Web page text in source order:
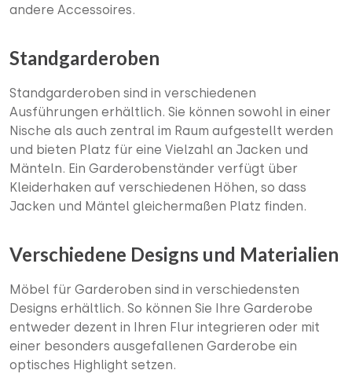
andere Accessoires.
Standgarderoben
Standgarderoben sind in verschiedenen
Ausführungen erhältlich. Sie können sowohl in einer
Nische als auch zentral im Raum aufgestellt werden
und bieten Platz für eine Vielzahl an Jacken und
Mänteln. Ein Garderobenständer verfügt über
Kleiderhaken auf verschiedenen Höhen, so dass
Jacken und Mäntel gleichermaßen Platz finden.
Verschiedene Designs und Materialien
Möbel für Garderoben sind in verschiedensten
Designs erhältlich. So können Sie Ihre Garderobe
entweder dezent in Ihren Flur integrieren oder mit
einer besonders ausgefallenen Garderobe ein
optisches Highlight setzen.